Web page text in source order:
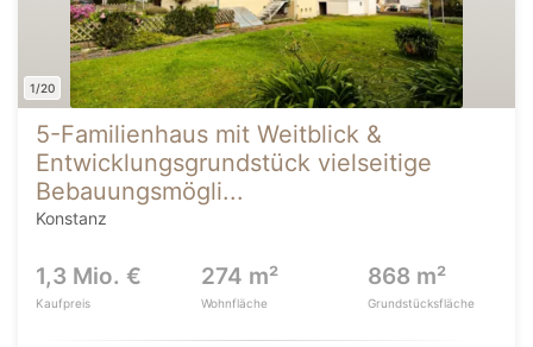
1/20
5-Familienhaus mit Weitblick &
Entwicklungsgrundstück vielseitige
Bebauungsmögli...
Konstanz
1,3 Mio. €
Kaufpreis
274 m²
Wohnfläche
868 m²
Grundstücksfläche